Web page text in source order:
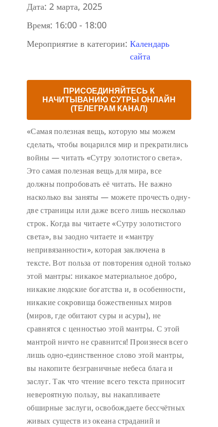
Дата: 2 марта, 2025
Время: 16:00 - 18:00
Мероприятие в категории: Календарь
сайта
ПРИСОЕДИНЯЙТЕСЬ К
НАЧИТЫВАНИЮ СУТРЫ ОНЛАЙН
(ТЕЛЕГРАМ КАНАЛ)
«Самая полезная вещь, которую мы можем
сделать, чтобы воцарился мир и прекратились
войны — читать «Сутру золотистого света».
Это самая полезная вещь для мира, все
должны попробовать её читать. Не важно
насколько вы заняты — можете прочесть одну-
две страницы или даже всего лишь несколько
строк. Когда вы читаете «Сутру золотистого
света», вы заодно читаете и «мантру
непривязанности», которая заключена в
тексте. Вот польза от повторения одной только
этой мантры: никакое материальное добро,
никакие людские богатства и, в особенности,
никакие сокровища божественных миров
(миров, где обитают суры и асуры), не
сравнятся с ценностью этой мантры. С этой
мантрой ничто не сравнится! Произнеся всего
лишь одно-единственное слово этой мантры,
вы накопите безграничные небеса блага и
заслуг. Так что чтение всего текста приносит
невероятную пользу, вы накапливаете
обширные заслуги, освобождаете бессчётных
живых существ из океана страданий и